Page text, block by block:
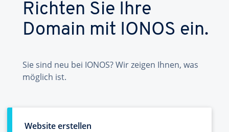
Richten Sie Ihre
Domain mit IONOS ein.
Sie sind neu bei IONOS? Wir zeigen Ihnen, was
möglich ist.
Website erstellen